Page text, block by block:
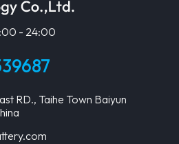
- 24:00
RD., Taihe Town Baiyun